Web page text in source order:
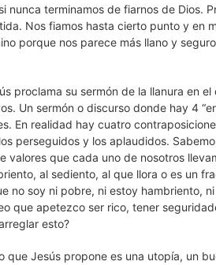
nunca terminamos de fiarnos de Dios.
Nos fiamos hasta cierto punto y en
porque nos parece más llano y
proclama su sermón de la llanura en
Un sermón o discurso donde hay 4
En realidad hay cuatro
perseguidos y los aplaudidos.
valores que cada uno de nosotros
al sediento, al que llora o es un
no soy ni pobre, ni estoy hambriento,
que apetezco ser rico, tener
esto?
que Jesús propone es una utopía, un